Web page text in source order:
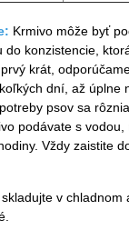
Krmivo môže byť
do konzistencie,
krát,
dní, až úplne
psov sa
podávate s
Vždy zaistite
v chladnom